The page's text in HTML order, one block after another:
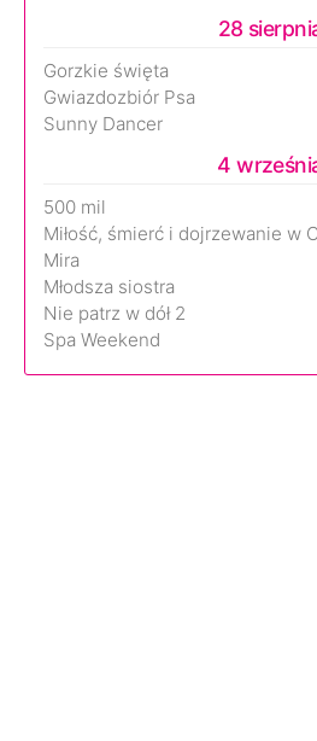
28
Gorzkie święta
Gwiazdozbiór Psa
Sunny Dancer
4
500 mil
Miłość, śmierć i dojrzewanie w
Mira
Młodsza siostra
Nie patrz w dół 2
Spa Weekend